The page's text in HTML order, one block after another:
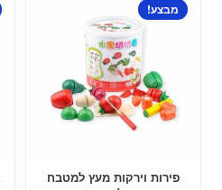
פירות וירקות מעץ למטבח
מבצע!